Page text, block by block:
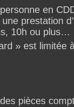
en
prestation
10h ou plus…
» est limitée
pièces